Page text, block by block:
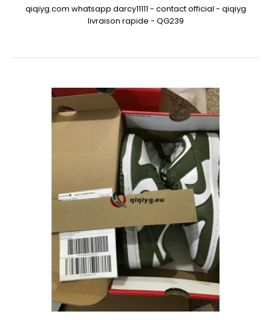
qiqiyg.com whatsapp darcy11111 - contact official - qiqiyg
livraison rapide - QG239